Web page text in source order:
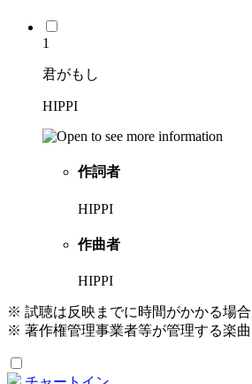
1
君がもし
HIPPI
作詞者
HIPPI
作曲者
HIPPI
※ 試聴は反映までに時間がかかる場合
※ 著作権管理事業者等が管理する楽曲